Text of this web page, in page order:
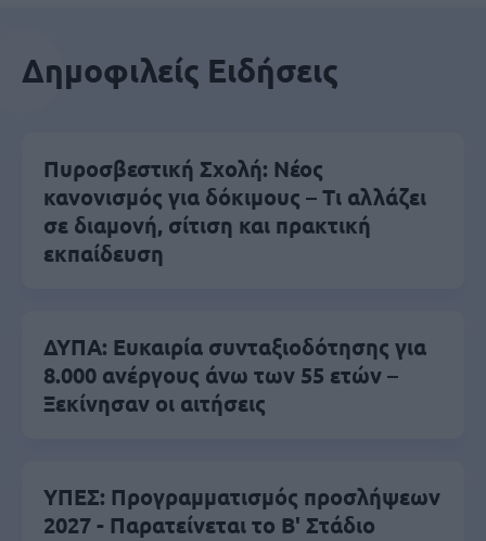
Δημοφιλείς Ειδήσεις
Πυροσβεστική Σχολή: Νέος
κανονισμός για δόκιμους – Τι αλλάζει
σε διαμονή, σίτιση και πρακτική
εκπαίδευση
ΔΥΠΑ: Ευκαιρία συνταξιοδότησης για
8.000 ανέργους άνω των 55 ετών –
Ξεκίνησαν οι αιτήσεις
ΥΠΕΣ: Προγραμματισμός προσλήψεων
2027 - Παρατείνεται το Β' Στάδιο